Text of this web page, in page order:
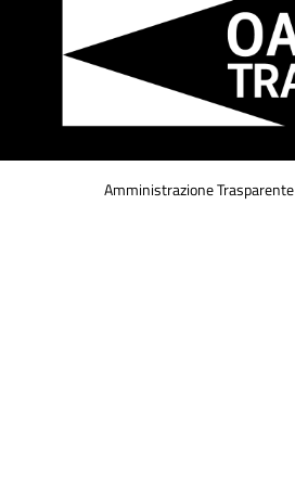
Amministrazione Trasparente